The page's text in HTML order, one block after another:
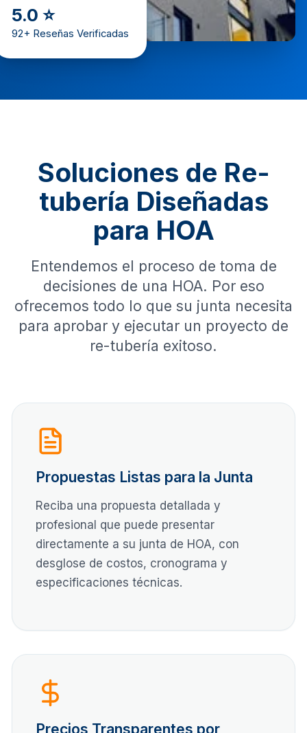
5.0 ⭐
92+ Reseñas Verificadas
Soluciones de Re-
tubería Diseñadas
para HOA
Entendemos el proceso de toma de
decisiones de una HOA. Por eso
ofrecemos todo lo que su junta necesita
para aprobar y ejecutar un proyecto de
re-tubería exitoso.
Propuestas Listas para la Junta
Reciba una propuesta detallada y
profesional que puede presentar
directamente a su junta de HOA, con
desglose de costos, cronograma y
especificaciones técnicas.
Precios Transparentes por